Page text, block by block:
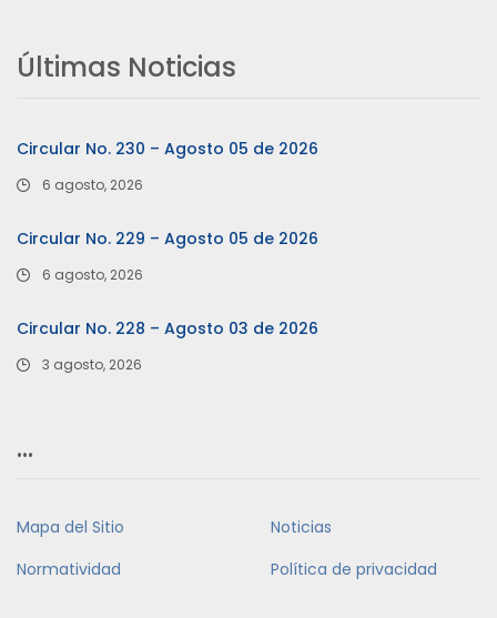
Últimas Noticias
Circular No. 230 – Agosto 05 de 2026
6 agosto, 2026
Circular No. 229 – Agosto 05 de 2026
6 agosto, 2026
Circular No. 228 – Agosto 03 de 2026
3 agosto, 2026
…
Mapa del Sitio
Noticias
Normatividad
Política de privacidad